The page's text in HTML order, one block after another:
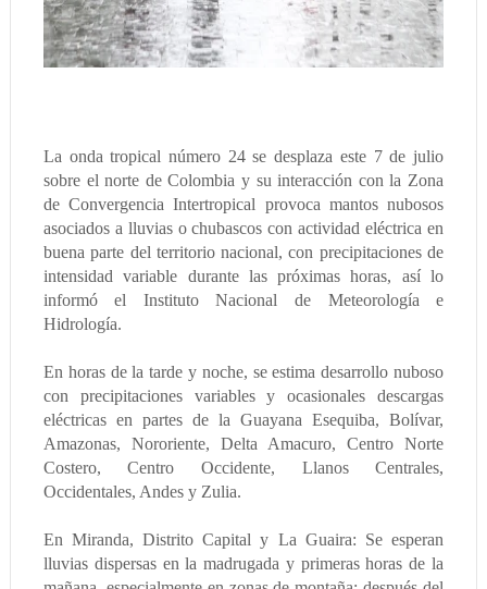
La onda tropical número 24 se desplaza este 7 de julio
sobre el norte de Colombia y su interacción con la Zona
de Convergencia Intertropical provoca mantos nubosos
asociados a lluvias o chubascos con actividad eléctrica en
buena parte del territorio nacional, con precipitaciones de
intensidad variable durante las próximas horas, así lo
informó el Instituto Nacional de Meteorología e
Hidrología.
En horas de la tarde y noche, se estima desarrollo nuboso
con precipitaciones variables y ocasionales descargas
eléctricas en partes de la Guayana Esequiba, Bolívar,
Amazonas, Nororiente, Delta Amacuro, Centro Norte
Costero, Centro Occidente, Llanos Centrales,
Occidentales, Andes y Zulia.
En Miranda, Distrito Capital y La Guaira: Se esperan
lluvias dispersas en la madrugada y primeras horas de la